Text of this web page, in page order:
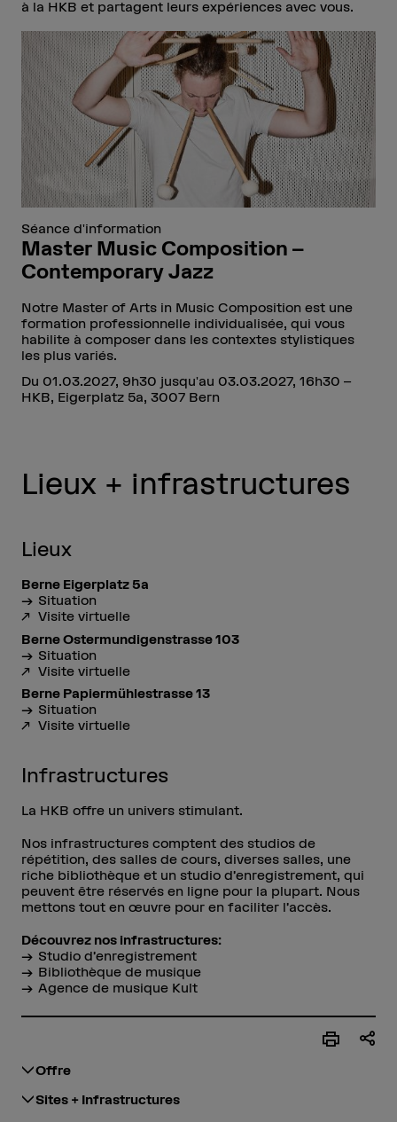
à la HKB et partagent leurs expériences avec vous.
Séance d'information
Master Music Composition –
Contemporary Jazz
Notre Master of Arts in Music Composition est une
formation professionnelle individualisée, qui vous
habilite à composer dans les contextes stylistiques
les plus variés.
Du 01.03.2027, 9h30 jusqu'au 03.03.2027, 16h30 –
HKB, Eigerplatz 5a, 3007 Bern
Lieux + infrastructures
Lieux
Berne Eigerplatz 5a
Situation
Visite virtuelle
Berne Ostermundigenstrasse 103
Situation
Visite virtuelle
Berne Papiermühlestrasse 13
Situation
Visite virtuelle
Infrastructures
La HKB offre un univers stimulant.
Nos infrastructures comptent des studios de
répétition, des salles de cours, diverses salles, une
riche bibliothèque et un studio d’enregistrement, qui
peuvent être réservés en ligne pour la plupart. Nous
mettons tout en œuvre pour en faciliter l’accès.
Découvrez nos infrastructures:
Studio d’enregistrement
Bibliothèque de musique
Agence de musique Kult
Offre
Sites + Infrastructures